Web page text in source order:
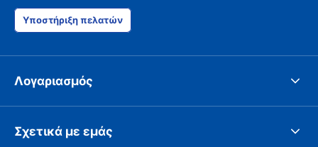
Υποστήριξη πελατών
Λογαριασμός
Σχετικά με εμάς